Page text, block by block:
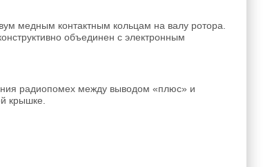
медным контактным кольцам на валу ротора.
объединен с электронным
радиопомех между выводом «плюс» и
крышке.